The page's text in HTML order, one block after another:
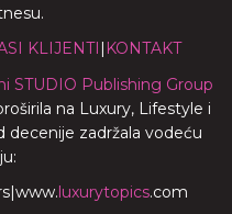
KLIJENTI | KONTAKT
STUDIO Publishing Group
na Luxury, Lifestyle i
zadržala vodeću
|www.luxurytopics.com